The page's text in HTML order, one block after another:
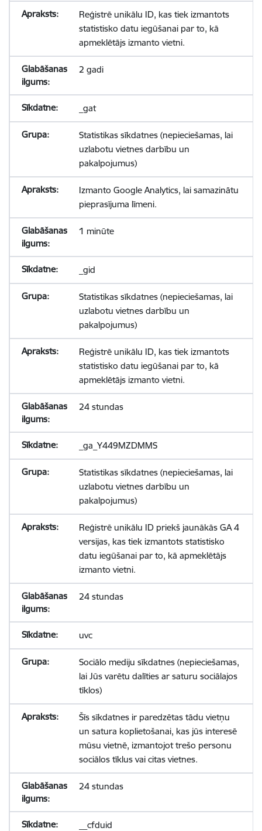
Reģistrē unikālu ID, kas tiek izmantots
statistisko datu iegūšanai par to, kā
apmeklētājs izmanto vietni.
2 gadi
_gat
Statistikas sīkdatnes (nepieciešamas, lai
uzlabotu vietnes darbību un
pakalpojumus)
Izmanto Google Analytics, lai samazinātu
pieprasījuma līmeni.
1 minūte
_gid
Statistikas sīkdatnes (nepieciešamas, lai
uzlabotu vietnes darbību un
pakalpojumus)
Reģistrē unikālu ID, kas tiek izmantots
statistisko datu iegūšanai par to, kā
apmeklētājs izmanto vietni.
24 stundas
_ga_Y449MZDMMS
Statistikas sīkdatnes (nepieciešamas, lai
uzlabotu vietnes darbību un
pakalpojumus)
Reģistrē unikālu ID priekš jaunākās GA 4
versijas, kas tiek izmantots statistisko
datu iegūšanai par to, kā apmeklētājs
izmanto vietni.
24 stundas
uvc
Sociālo mediju sīkdatnes (nepieciešamas,
lai Jūs varētu dalīties ar saturu sociālajos
tīklos)
Šīs sīkdatnes ir paredzētas tādu vietņu
un satura koplietošanai, kas jūs interesē
mūsu vietnē, izmantojot trešo personu
sociālos tīklus vai citas vietnes.
24 stundas
__cfduid